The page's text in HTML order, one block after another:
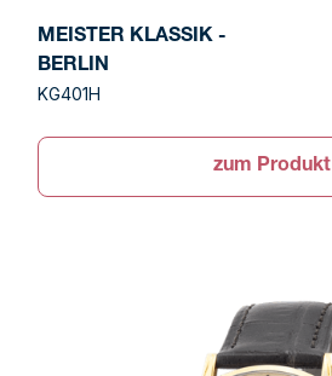
MEISTER KLASSIK -
BERLIN
KG401H
zum Produkt